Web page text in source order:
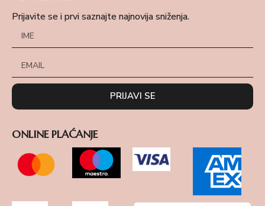
Prijavite se i prvi saznajte najnovija sniženja.
PRIJAVI SE
ONLINE PLAĆANJE